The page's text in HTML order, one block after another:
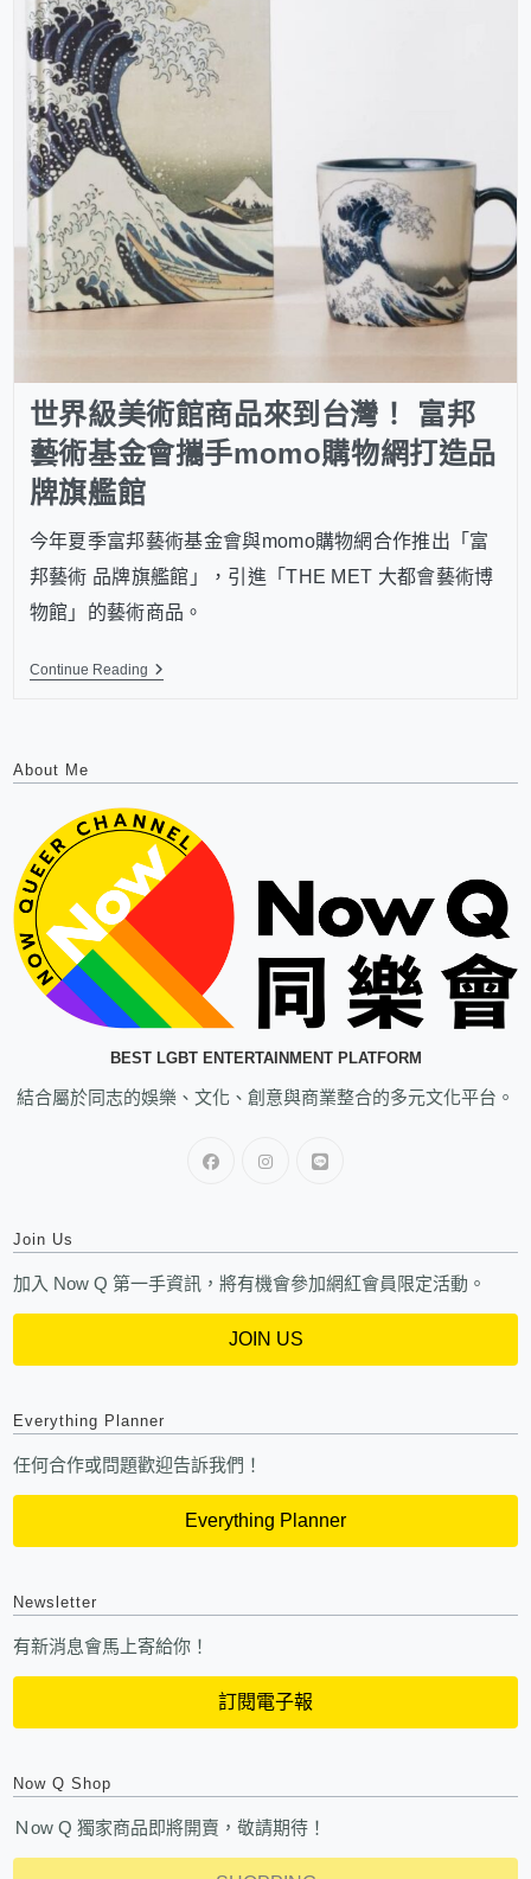
世界級美術館商品來到台灣！ 富邦
藝術基金會攜手momo購物網打造品
牌旗艦館
今年夏季富邦藝術基金會與momo購物網合作推出「富
邦藝術 品牌旗艦館」，引進「THE MET 大都會藝術博
物館」的藝術商品。
Continue Reading
About Me
BEST LGBT ENTERTAINMENT PLATFORM
結合屬於同志的娛樂、文化、創意與商業整合的多元文化平台。
Join Us
加入 Now Q 第一手資訊，將有機會參加網紅會員限定活動。
JOIN US
Everything Planner
任何合作或問題歡迎告訴我們！
Everything Planner
Newsletter
有新消息會馬上寄給你！
訂閱電子報
Now Q Shop
Ｎow Q 獨家商品即將開賣，敬請期待！